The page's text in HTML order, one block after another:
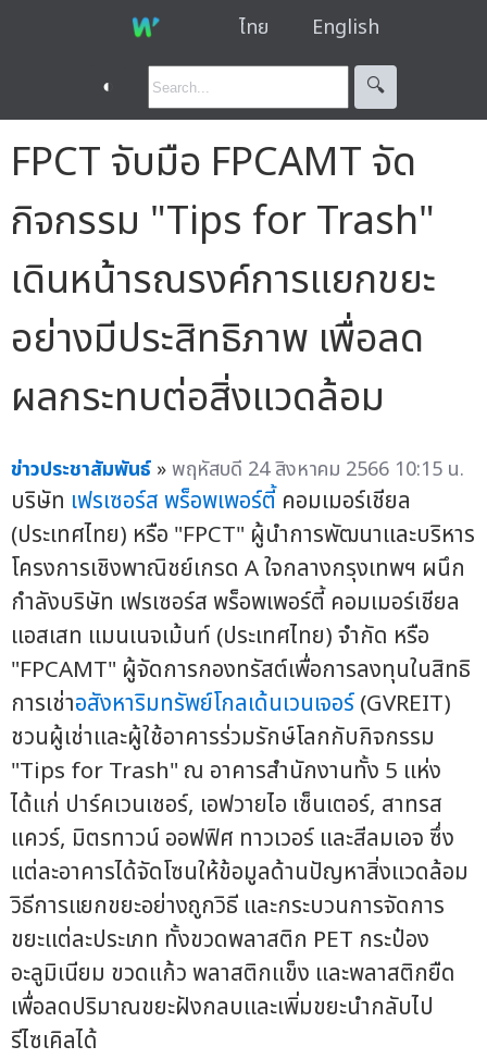
ไทย English
◐ 🔍︎
FPCT จับมือ FPCAMT จัด
กิจกรรม "Tips for Trash"
เดินหน้ารณรงค์การแยกขยะ
อย่างมีประสิทธิภาพ เพื่อลด
ผลกระทบต่อสิ่งแวดล้อม
ข่าวประชาสัมพันธ์ »พฤหัสบดี 24 สิงหาคม 2566 10:15 น.
บริษัท เฟรเซอร์ส พร็อพเพอร์ตี้ คอมเมอร์เชียล
(ประเทศไทย) หรือ "FPCT" ผู้นำการพัฒนาและบริหาร
โครงการเชิงพาณิชย์เกรด A ใจกลางกรุงเทพฯ ผนึก
กำลังบริษัท เฟรเซอร์ส พร็อพเพอร์ตี้ คอมเมอร์เชียล
แอสเสท แมนเนจเม้นท์ (ประเทศไทย) จำกัด หรือ
"FPCAMT" ผู้จัดการกองทรัสต์เพื่อการลงทุนในสิทธิ
การเช่าอสังหาริมทรัพย์โกลเด้นเวนเจอร์(GVREIT)
ชวนผู้เช่าและผู้ใช้อาคารร่วมรักษ์โลกกับกิจกรรม
"Tips for Trash" ณ อาคารสำนักงานทั้ง 5 แห่ง
ได้แก่ ปาร์คเวนเชอร์, เอฟวายไอ เซ็นเตอร์, สาทรส
แควร์, มิตรทาวน์ ออฟฟิศ ทาวเวอร์ และสีลมเอจ ซึ่ง
แต่ละอาคารได้จัดโซนให้ข้อมูลด้านปัญหาสิ่งแวดล้อม
วิธีการแยกขยะอย่างถูกวิธี และกระบวนการจัดการ
ขยะแต่ละประเภท ทั้งขวดพลาสติก PET กระป๋อง
อะลูมิเนียม ขวดแก้ว พลาสติกแข็ง และพลาสติกยืด
เพื่อลดปริมาณขยะฝังกลบและเพิ่มขยะนำกลับไป
รีไซเคิลได้